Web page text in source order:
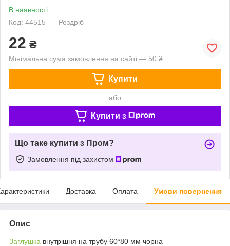
В наявності
Код: 44515
Роздріб
22 ₴
Мінімальна сума замовлення на сайті — 50 ₴
Купити
або
Купити з
Що таке купити з Пром?
Замовлення під захистом
Доставка Оплата Умови повернення
Опис
Заглушка внутрішня на трубу 60*80 мм чорна